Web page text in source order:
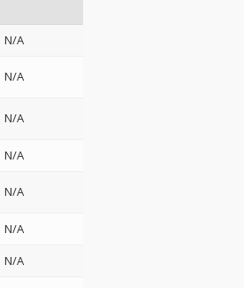
N/A
N/A
N/A
N/A
N/A
N/A
N/A